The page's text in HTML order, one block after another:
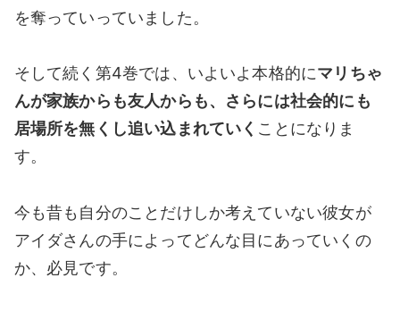
を奪っていっていました。
そして続く第4巻では、いよいよ本格的にマリちゃ
んが家族からも友人からも、さらには社会的にも
居場所を無くし追い込まれていく ことになりま
す。
今も昔も自分のことだけしか考えていない彼女が
アイダさんの手によってどんな目にあっていくの
か、必見です。